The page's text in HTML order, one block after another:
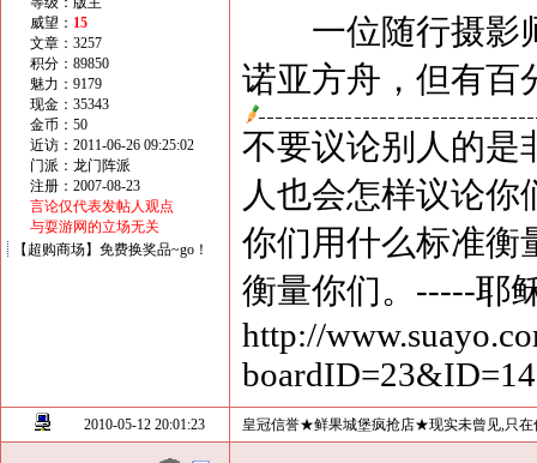
威望： 15
文章：3257
积分：89850
魅力：9179
现金：35343
金币：50
近访：2011-06-26 09:25:02
门派：龙门阵派
注册：2007-08-23
言论仅代表发帖人观点
与耍游网的立场无关
【超购商场】免费换奖品~go！
一位随行摄影师
诺亚方舟，但有百
不要议论别人的是
人也会怎样议论你
你们用什么标准衡
衡量你们。-----耶
http://
2010-05-12 20:01:23 皇冠信誉★鲜果城堡疯抢店★现实未曾见,只在